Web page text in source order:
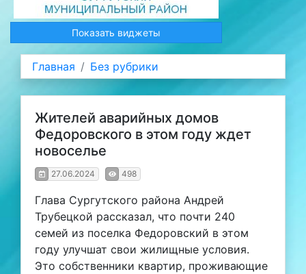
Показать виджеты
Главная Без рубрики
Жителей аварийных домов
Федоровского в этом году ждет
новоселье
27.06.2024 498
Глава Сургутского района Андрей
Трубецкой рассказал, что почти 240
семей из поселка Федоровский в этом
году улучшат свои жилищные условия.
Это собственники квартир, проживающие